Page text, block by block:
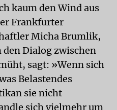
kaum den Wind aus
Frankfurter
Micha Brumlik,
den Dialog zwischen
sagt: »Wenn sich
Belastendes
sie nicht
sich vielmehr um